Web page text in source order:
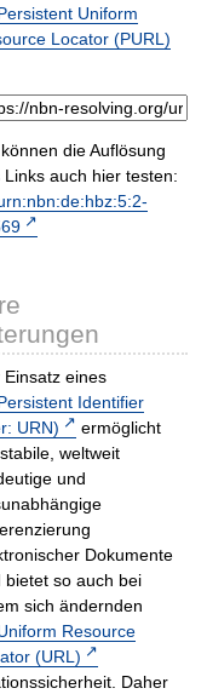
Uniform
Locator (PURL)
die Auflösung
Links auch hier testen:
Einsatz eines
Identifier
URN)
ermöglicht
weltweit
und
Dokumente
bietet so auch bei
sich ändernden
Resource
(URL)
Daher